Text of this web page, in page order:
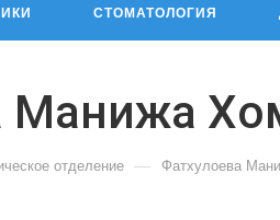
СТОМАТОЛОГИЯ
Манижа
отделение — Фатхулоева